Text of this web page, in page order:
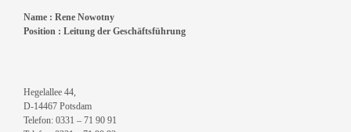
Name : Rene Nowotny
Position : Leitung der Geschäftsführung
Hegelallee 44,
D-14467 Potsdam
Telefon: 0331 – 71 90 91